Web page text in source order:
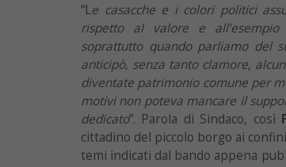
“Le casacche e i colori politici
rispetto al valore e
soprattutto quando parliamo del
anticipò, senza tanto clamore,
diventate patrimonio comune per
motivi non poteva mancare il
dedicato”. Parola di Sindaco, così
cittadino del piccolo borgo ai
temi indicati dal bando appena